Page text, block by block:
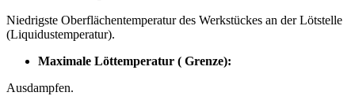
Niedrigste Oberflächentemperatur des Werkstückes an der Lötstelle
(Liquidustemperatur).
Maximale Löttemperatur ( Grenze):
Ausdampfen.